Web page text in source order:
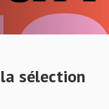
la sélection